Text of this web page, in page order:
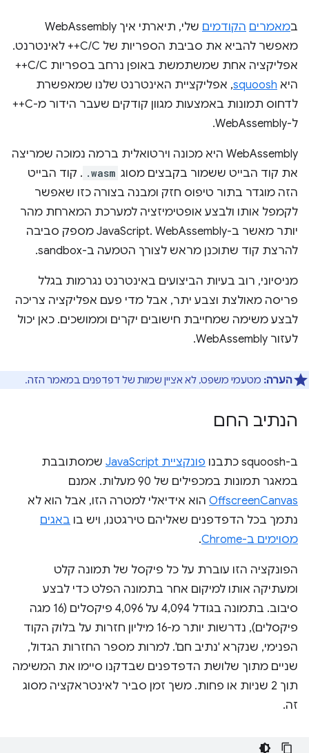
במאמרים הקודמים
שלי, תיארתי איך WebAssembly
מאפשר להביא את סביבת הספריות של C/C++ לאינטרנט.
אפליקציה אחת שמשתמשת באופן נרחב בספריות C/C++
היא squoosh, אפליקציית האינטרנט שלנו שמאפשרת
לדחוס תמונות באמצעות מגוון קודקים שעבר הידור מ-C++
ל-WebAssembly.
WebAssembly היא מכונה וירטואלית ברמה נמוכה שמריצה
את קוד הבייט ששמור בקבצים מסוג .wasm . קוד הבייט
הזה מוגדר בתור טיפוס חזק ומבנה בצורה כזו שאפשר
לקמפל אותו ולבצע אופטימיזציה למערכת המארחת מהר
יותר מאשר ב-JavaScript. WebAssembly מספק סביבה
להרצת קוד שתוכנן מראש לצורך הטמעה ב-sandbox.
מניסיוני, רוב בעיות הביצועים באינטרנט נגרמות בגלל
פריסה מאולצת וצבע יתר, אבל מדי פעם אפליקציה צריכה
לבצע משימה שמחייבת חישובים יקרים וממושכים. כאן יכול
לעזור WebAssembly.
הערה: מטעמי משפט, לא אציין שמות של דפדפנים במאמר הזה.
הנתיב החם
ב-squoosh כתבנו פונקציית JavaScript
שמסתובבת
במאגר תמונות במכפילים של 90 מעלות. אמנם
OffscreenCanvas הוא אידיאלי למטרה הזו, אבל הוא לא
נתמך בכל הדפדפנים שאליהם טירגטנו, ויש בו באגים
מסוימים ב-Chrome
.
הפונקציה הזו עוברת על כל פיקסל של תמונה קלט
ומעתיקה אותו למיקום אחר בתמונה הפלט כדי לבצע
סיבוב. בתמונה בגודל 4,094 על 4,096 פיקסלים (16 מגה
פיקסלים), נדרשות יותר מ-16 מיליון חזרות על בלוק הקוד
הפנימי, שנקרא 'נתיב חם'. למרות מספר החזרות הגדול,
שניים מתוך שלושת הדפדפנים שבדקנו סיימו את המשימה
תוך 2 שניות או פחות. משך זמן סביר לאינטראקציה מסוג
זה.